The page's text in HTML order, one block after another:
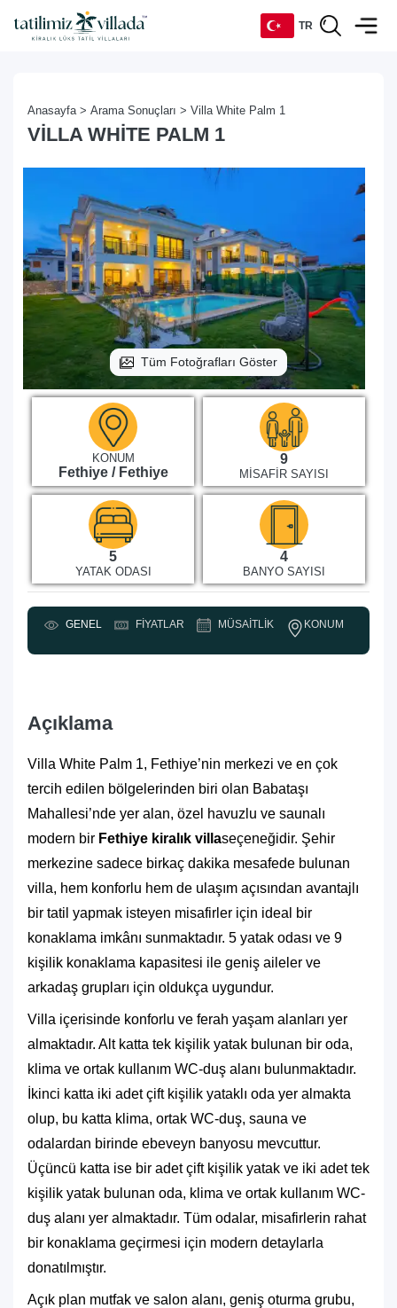
TR
Anasayfa > Arama Sonuçları > Villa White Palm 1
VILLA WHITE PALM 1
Tüm Fotoğrafları Göster
KONUM
Fethiye / Fethiye
9
MISAFIR SAYISI
5
YATAK ODASI
4
BANYO SAYISI
GENEL FIYATLAR MÜSAITLIK KONUM
Açıklama
Villa White Palm 1, Fethiye’nin merkezi ve en çok
tercih edilen bölgelerinden biri olan Babataşı
Mahallesi’nde yer alan, özel havuzlu ve saunalı
modern bir Fethiye kiralık villaseçeneğidir. Şehir
merkezine sadece birkaç dakika mesafede bulunan
villa, hem konforlu hem de ulaşım açısından avantajlı
bir tatil yapmak isteyen misafirler için ideal bir
konaklama imkânı sunmaktadır. 5 yatak odası ve 9
kişilik konaklama kapasitesi ile geniş aileler ve
arkadaş grupları için oldukça uygundur.
Villa içerisinde konforlu ve ferah yaşam alanları yer
almaktadır. Alt katta tek kişilik yatak bulunan bir oda,
klima ve ortak kullanım WC-duş alanı bulunmaktadır.
İkinci katta iki adet çift kişilik yataklı oda yer almakta
olup, bu katta klima, ortak WC-duş, sauna ve
odalardan birinde ebeveyn banyosu mevcuttur.
Üçüncü katta ise bir adet çift kişilik yatak ve iki adet tek
kişilik yatak bulunan oda, klima ve ortak kullanım WC-
duş alanı yer almaktadır. Tüm odalar, misafirlerin rahat
bir konaklama geçirmesi için modern detaylarla
donatılmıştır.
Açık plan mutfak ve salon alanı, geniş oturma grubu,